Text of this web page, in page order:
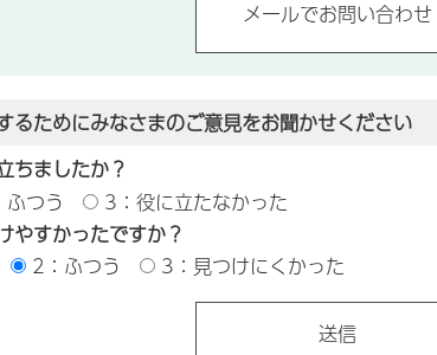
るためにみなさまのご意見をお聞かせください
ちましたか？
つう
3：役に立たなかった
やすかったですか？
2：ふつう 3：見つけにくかった